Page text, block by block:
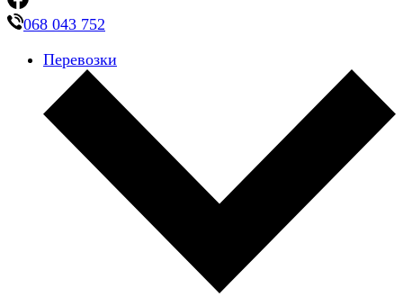
068 043 752
Перевозки